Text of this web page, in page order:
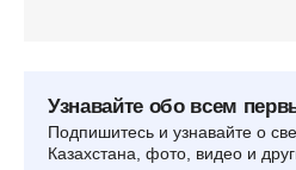
Узнавайте обо всем
Подпишитесь и узнавайте о
Казахстана, фото, видео и